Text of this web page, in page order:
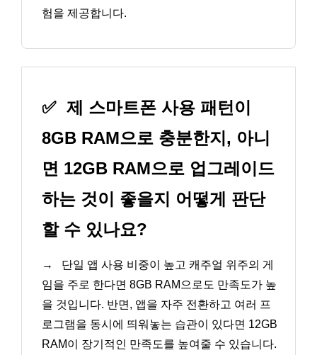
험을 제공합니다.
✅ 제 스마트폰 사용 패턴이
8GB RAM으로 충분한지, 아니
면 12GB RAM으로 업그레이드
하는 것이 좋을지 어떻게 판단
할 수 있나요?
→
단일 앱 사용 비중이 높고 캐주얼 위주의 게
임을 주로 한다면 8GB RAM으로도 만족도가 높
을 것입니다. 반면, 앱을 자주 전환하고 여러 프
로그램을 동시에 띄워놓는 습관이 있다면 12GB
RAM이 장기적인 만족도를 높여줄 수 있습니다.